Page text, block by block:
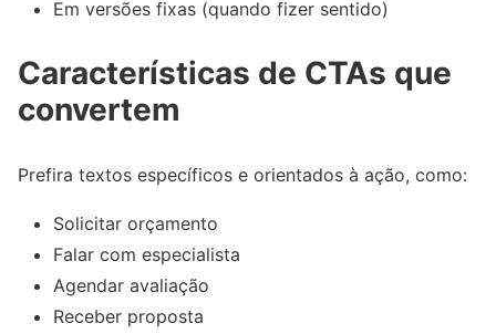
Em versões fixas (quando fizer sentido)
Características de CTAs que
convertem
Prefira textos específicos e orientados à ação, como:
Solicitar orçamento
Falar com especialista
Agendar avaliação
Receber proposta